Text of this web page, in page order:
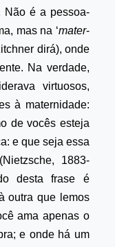
Não é a pessoa-
mas na ‘mater-
dirá), onde
Na verdade,
virtuosos,
à maternidade:
de vocês esteja
e que seja essa
1883-
desta frase é
outra que lemos
ama apenas o
e onde há um